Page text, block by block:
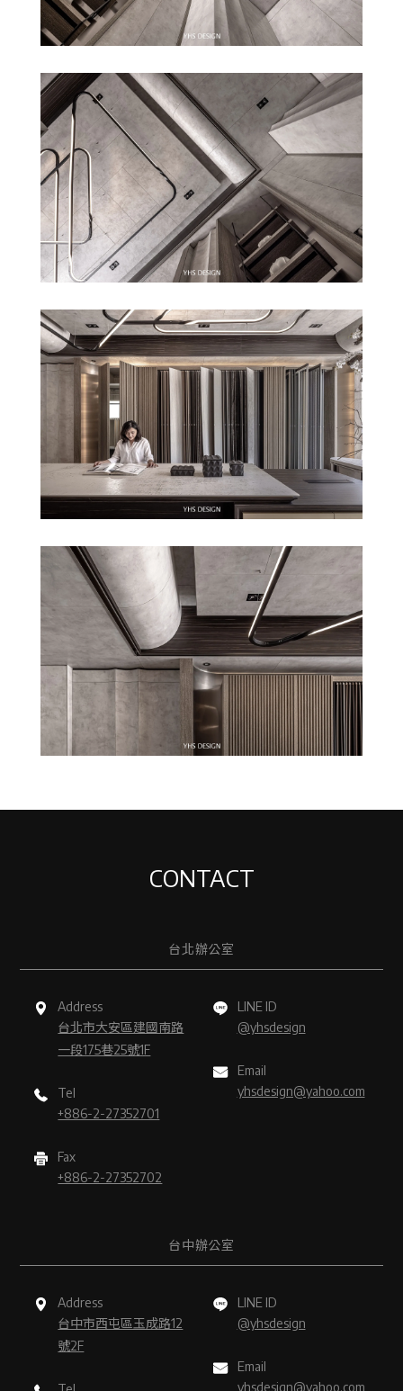
CONTACT
台北辦公室
Address
台北市大安區建國南路
一段175巷25號1F
Tel
+886-2-27352701
Fax
+886-2-27352702
LINE ID
@yhsdesign
Email
yhsdesign@yahoo.com
台中辦公室
Address
台中市西屯區玉成路12
號2F
LINE ID
@yhsdesign
Email
yhsdesign@yahoo.com